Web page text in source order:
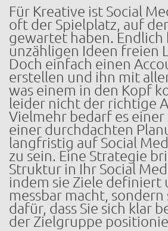
Für Kreative ist Social
oft der Spielplatz, auf
gewartet haben. Endlich
unzähligen Ideen freien
Doch einfach einen
erstellen und ihn mit
was einem in den Kopf
leider nicht der richtige
Vielmehr bedarf es
einer durchdachten
langfristig auf Social
zu sein. Eine Strategie
Struktur in Ihr Social
indem sie Ziele definiert
messbar macht, sondern
dafür, dass Sie sich klar
der Zielgruppe